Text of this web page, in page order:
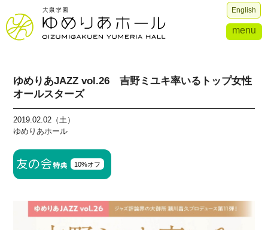
English
menu
ゆめりあJAZZ vol.26 吉野ミユキ率いるトップ女性
オールスターズ
2019.02.02（土）
ゆめりあホール
10%オフ